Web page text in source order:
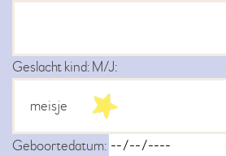
Geslacht kind: M/J:
Geboortedatum: